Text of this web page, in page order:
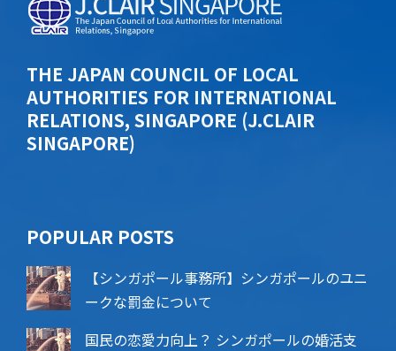
THE JAPAN COUNCIL OF LOCAL
AUTHORITIES FOR INTERNATIONAL
RELATIONS, SINGAPORE (J.CLAIR
SINGAPORE)
POPU​​LAR POSTS
【シンガポール事務所】シンガポールのユニ
ークな罰金について
国民の恋愛力向上？ シンガポールの婚活支